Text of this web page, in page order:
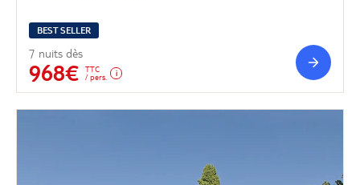
BEST SELLER
7 nuits dès
968€
TTC
/ pers.